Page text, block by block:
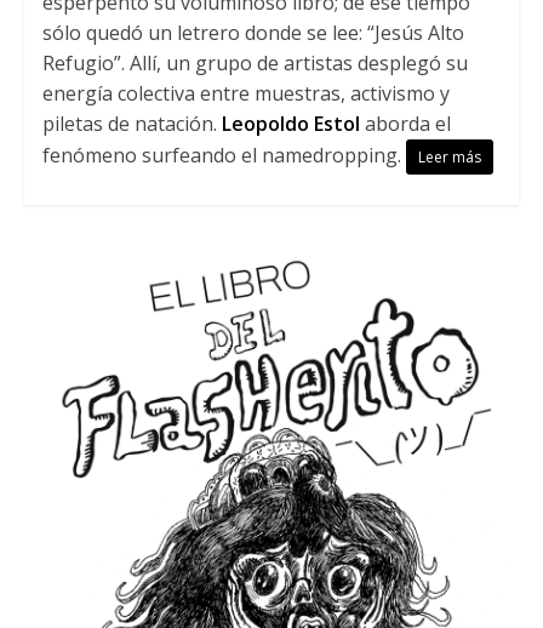
sólo quedó un letrero donde se lee: “Jesús Alto
Refugio”. Allí, un grupo de artistas desplegó su
energía colectiva entre muestras, activismo y
piletas de natación. Leopoldo Estol aborda el
fenómeno surfeando el namedropping.
Leer más